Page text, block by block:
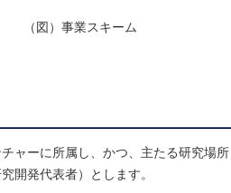
（図）事業スキーム
ャーに所属し、かつ、主たる研究場
開発代表者）とします。